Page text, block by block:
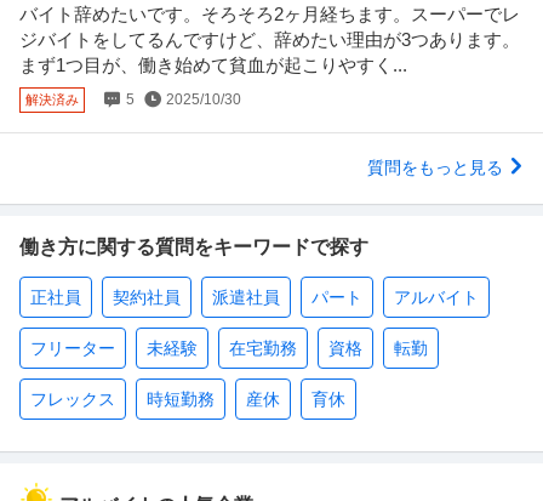
バイト辞めたいです。そろそろ2ヶ月経ちます。スーパーでレ
ジバイトをしてるんですけど、辞めたい理由が3つあります。
まず1つ目が、働き始めて貧血が起こりやすく...
解決済み 5 2025/10/30
質問をもっと見る
働き方に関する質問をキーワードで探す
正社員 契約社員 派遣社員 パート アルバイト
フリーター 未経験 在宅勤務 資格 転勤
フレックス 時短勤務 産休 育休